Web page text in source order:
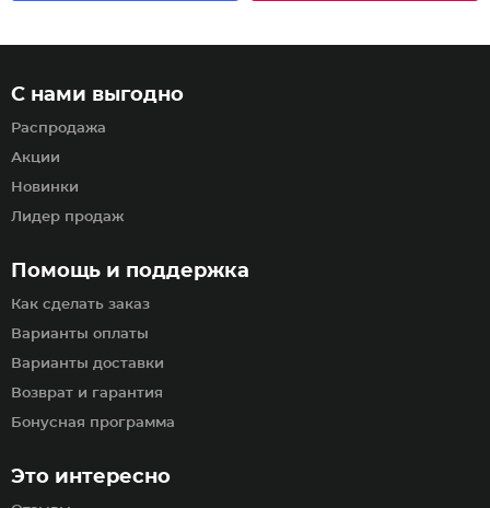
Помощь и поддержка
Как сделать заказ
Варианты оплаты
Варианты доставки
Возврат и гарантия
Бонусная программа
С нами выгодно
Распродажа
Акции
Новинки
Лидер продаж
Это интересно